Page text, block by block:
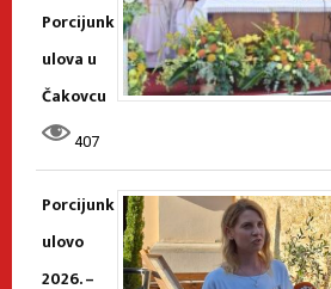
Porcijunk
ulova u
Čakovcu
407
Porcijunk
ulovo
2026. –